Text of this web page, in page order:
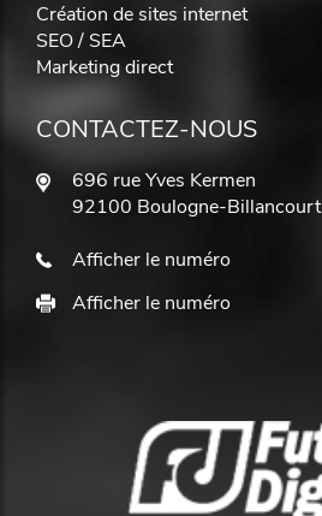
Création de sites internet
SEO / SEA
Marketing direct
CONTACTEZ-NOUS
696 rue Yves Kermen
92100 Boulogne-Billancourt
Afficher le numéro
Afficher le numéro